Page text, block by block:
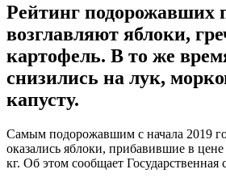
Рейтинг подорожавших
возглавляют яблоки,
картофель. В то же
снизились на лук,
капусту.
Самым подорожавшим с начала 2019
оказались яблоки, прибавившие в
кг. Об этом сообщает Государственная